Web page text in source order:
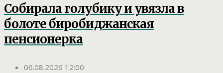
Собирала голубику и увязла в
болоте биробиджанская
пенсионерка
06.08.2026 12:00